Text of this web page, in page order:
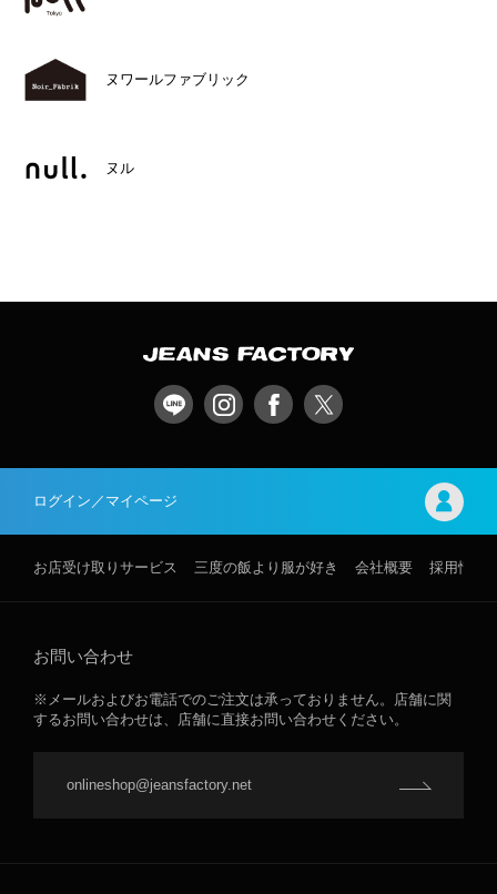
ヌワールファブリック
ヌル
ログイン／マイページ
お店受け取りサービス 三度の飯より服が好き 会社概要 採用情報
お問い合わせ
※メールおよびお電話でのご注文は承っておりません。店舗に関
するお問い合わせは、店舗に直接お問い合わせください。
onlineshop@jeansfactory.net